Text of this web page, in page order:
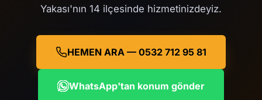
Yakası'nın 14 ilçesinde hizmetinizdeyiz.
HEMEN ARA — 0532 712 95 81
WhatsApp'tan konum gönder